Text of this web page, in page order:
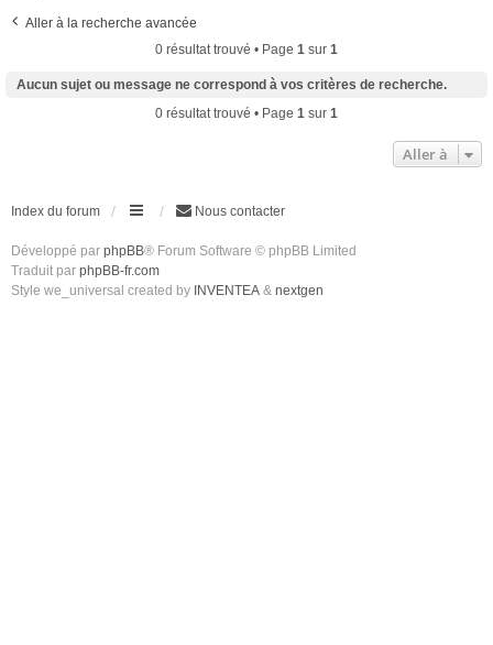
Aller à la recherche avancée
0 résultat trouvé • Page 1 sur 1
Aucun sujet ou message ne correspond à vos critères de recherche.
0 résultat trouvé • Page 1 sur 1
Aller à
Index du forum Nous contacter
Développé par phpBB® Forum Software © phpBB Limited
Traduit par phpBB-fr.com
Style we_universal created by INVENTEA & nextgen